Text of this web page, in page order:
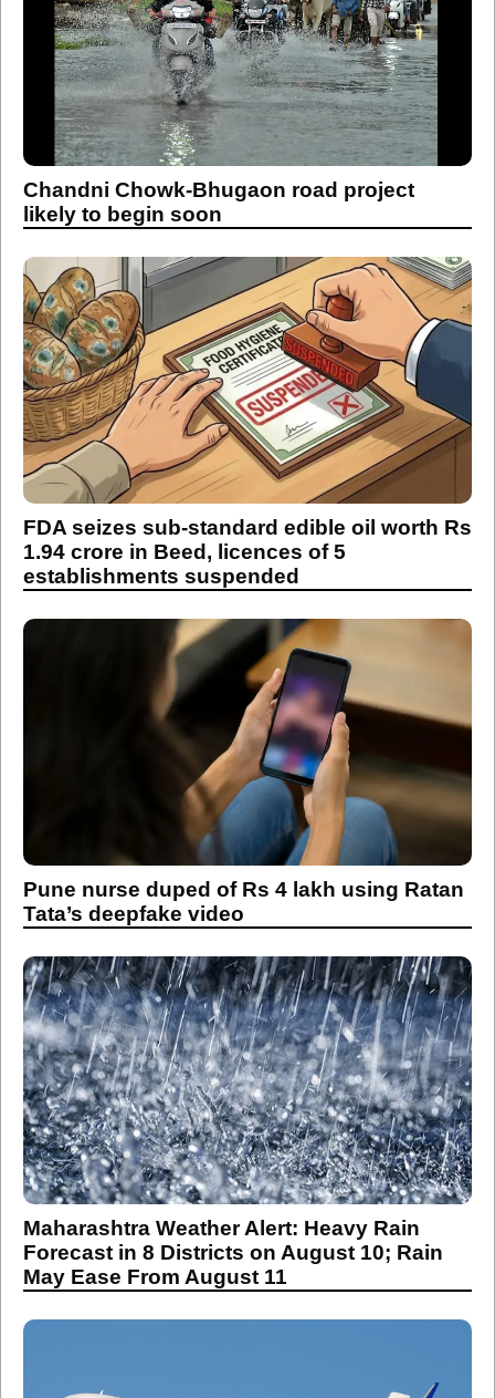
Chandni Chowk-Bhugaon road project
likely to begin soon
FDA seizes sub-standard edible oil worth Rs
1.94 crore in Beed, licences of 5
establishments suspended
Pune nurse duped of Rs 4 lakh using Ratan
Tata’s deepfake video
Maharashtra Weather Alert: Heavy Rain
Forecast in 8 Districts on August 10; Rain
May Ease From August 11